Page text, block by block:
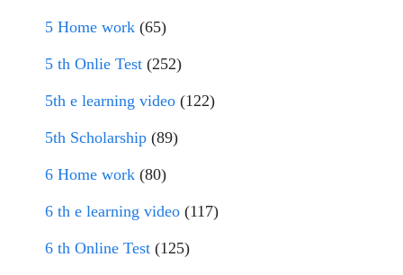
5 Home work (65)
5 th Onlie Test (252)
5th e learning video (122)
5th Scholarship (89)
6 Home work (80)
6 th e learning video (117)
6 th Online Test (125)